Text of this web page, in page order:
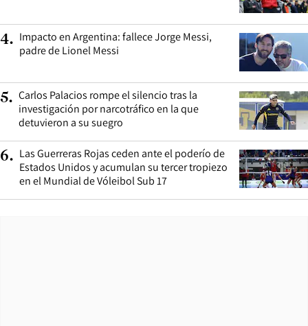
4. Impacto en Argentina: fallece Jorge Messi,
padre de Lionel Messi
5. Carlos Palacios rompe el silencio tras la
investigación por narcotráfico en la que
detuvieron a su suegro
6. Las Guerreras Rojas ceden ante el poderío de
Estados Unidos y acumulan su tercer tropiezo
en el Mundial de Vóleibol Sub 17